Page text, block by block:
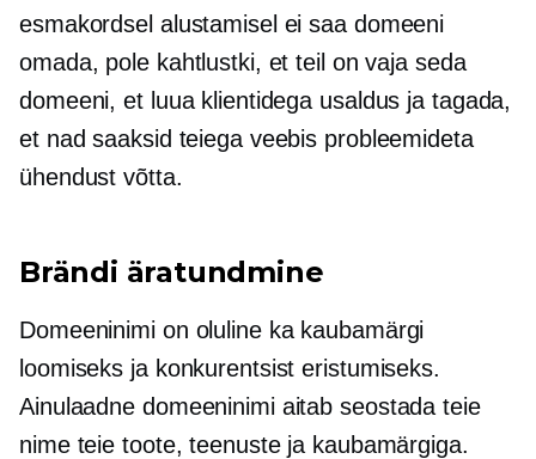
esmakordsel alustamisel ei saa domeeni
omada, pole kahtlustki, et teil on vaja seda
domeeni, et luua klientidega usaldus ja tagada,
et nad saaksid teiega veebis probleemideta
ühendust võtta.
Brändi äratundmine
Domeeninimi on oluline ka kaubamärgi
loomiseks ja konkurentsist eristumiseks.
Ainulaadne domeeninimi aitab seostada teie
nime teie toote, teenuste ja kaubamärgiga.